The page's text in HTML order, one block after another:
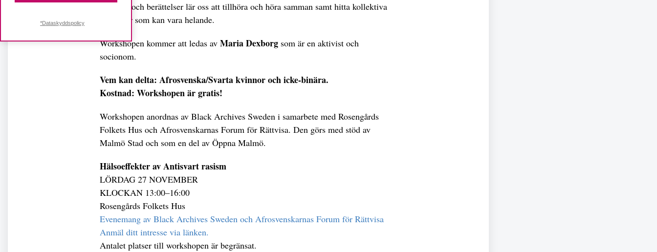
historier och berättelser lär oss att tillhöra och höra samman samt hitta kollektiva
strategier som kan vara helande.
Workshopen kommer att ledas av Maria Dexborg som är en aktivist och
socionom.
Vem kan delta: Afrosvenska/Svarta kvinnor och icke-binära.
Kostnad: Workshopen är gratis!
Workshopen anordnas av Black Archives Sweden i samarbete med Rosengårds
Folkets Hus och Afrosvenskarnas Forum för Rättvisa. Den görs med stöd av
Malmö Stad och som en del av Öppna Malmö.
Hälsoeffekter av Antisvart rasism
LÖRDAG 27 NOVEMBER
KLOCKAN 13:00–16:00
Rosengårds Folkets Hus
Evenemang av Black Archives Sweden och Afrosvenskarnas Forum för Rättvisa
Anmäl ditt intresse via länken.
Antalet platser till workshopen är begränsat.
*Dataskyddspolicy